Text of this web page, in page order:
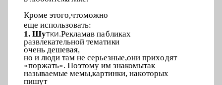
Кроме этого,чтоможно
еще использовать:
1. Шутки.Рекламав пабликах
развлекательной тематики
очень дешевая,
но и люди там не серьезные,ониприходят
«поржать». Поэтому им знакомытак
называемые мемы,картинки, накоторых
пишут